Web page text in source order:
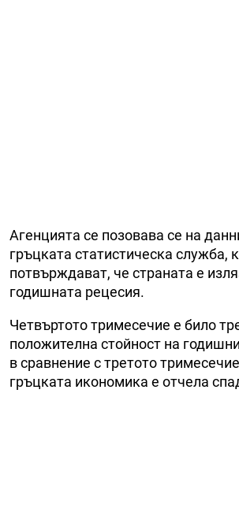
Агенцията се позовава се на
гръцката статистическа служба,
потвърждават, че страната е
годишната рецесия.
Четвъртото тримесечие е било
положителна стойност на
в сравнение с третото
гръцката икономика е отчела